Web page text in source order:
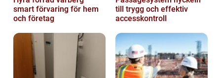
smart förvaring för hem
och företag
till trygg och effektiv
accesskontroll